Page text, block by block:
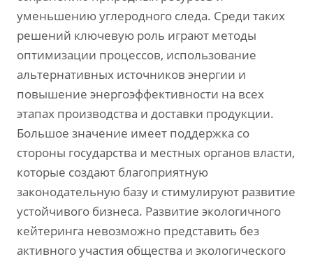
уменьшению углеродного следа. Среди таких
решений ключевую роль играют методы
оптимизации процессов, использование
альтернативных источников энергии и
повышение энергоэффективности на всех
этапах производства и доставки продукции.
Большое значение имеет поддержка со
стороны государства и местных органов власти,
которые создают благоприятную
законодательную базу и стимулируют развитие
устойчивого бизнеса. Развитие экологичного
кейтеринга невозможно представить без
активного участия общества и экологического